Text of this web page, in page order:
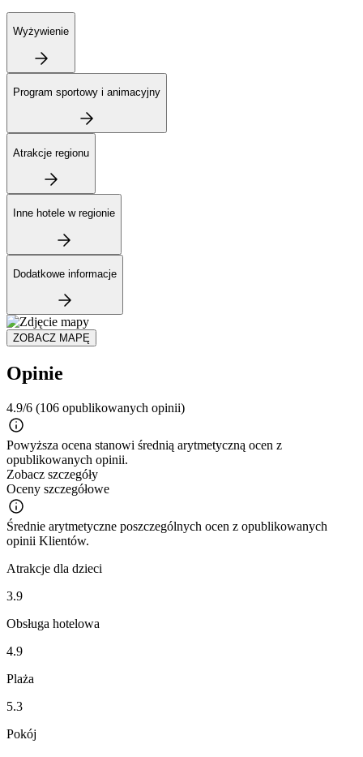
Wyżywienie
Program sportowy i animacyjny
Atrakcje regionu
Inne hotele w regionie
Dodatkowe informacje
ZOBACZ MAPĘ
Opinie
4.9/6 (106 opublikowanych opinii)
Powyższa ocena stanowi średnią arytmetyczną ocen z
opublikowanych opinii.
Zobacz szczegóły
Oceny szczegółowe
Średnie arytmetyczne poszczególnych ocen z opublikowanych
opinii Klientów.
Atrakcje dla dzieci
3.9
Obsługa hotelowa
4.9
Plaża
5.3
Pokój